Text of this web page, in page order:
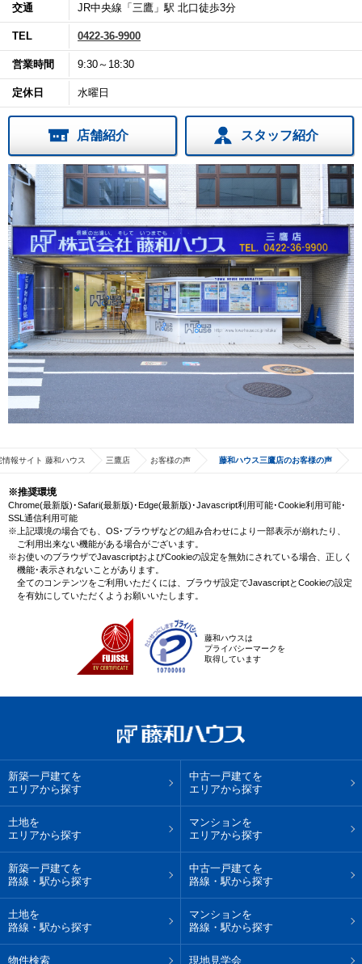
交通 JR中央線「三鷹」駅 北口徒歩3分
TEL 0422-36-9900
営業時間 9:30～18:30
定休日 水曜日
店舗紹介 スタッフ紹介
報サイト 藤和ハウス 三鷹店 お客様の声 藤和ハウス三鷹店のお客様の声
※推奨環境
Chrome(最新版)･Safari(最新版)･Edge(最新版)･Javascript利用可能･Cookie利用可能･
SSL通信利用可能
※上記環境の場合でも、OS･ブラウザなどの組み合わせにより一部表示が崩れたり、
ご利用出来ない機能がある場合がございます。
※お使いのブラウザでJavascriptおよびCookieの設定を無効にされている場合、正しく
機能･表示されないことがあります。
全てのコンテンツをご利用いただくには、ブラウザ設定でJavascriptとCookieの設定
を有効にしていただくようお願いいたします。
藤和ハウスは
プライバシーマークを
取得しています
新築一戸建てを
エリアから探す
中古一戸建てを
エリアから探す
土地を
エリアから探す
マンションを
エリアから探す
新築一戸建てを
路線・駅から探す
中古一戸建てを
路線・駅から探す
土地を
路線・駅から探す
マンションを
路線・駅から探す
物件検索 現地見学会